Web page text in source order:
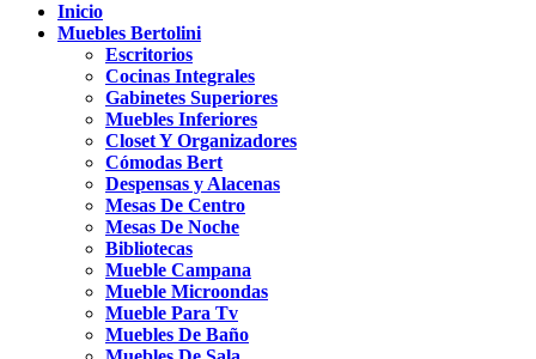
Inicio
Muebles Bertolini
Escritorios
Cocinas Integrales
Gabinetes Superiores
Muebles Inferiores
Closet Y Organizadores
Cómodas Bert
Despensas y Alacenas
Mesas De Centro
Mesas De Noche
Bibliotecas
Mueble Campana
Mueble Microondas
Mueble Para Tv
Muebles De Baño